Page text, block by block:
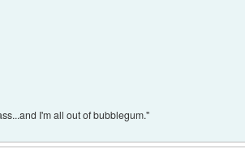
I'm all out of bubblegum."